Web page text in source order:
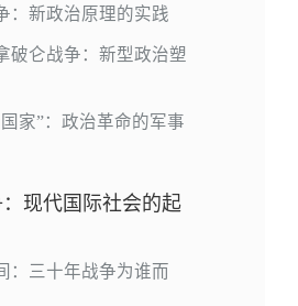
：新政治原理的实践
破仑战争：新型政治塑
家”：政治革命的军事
现代国际社会的起
：三十年战争为谁而